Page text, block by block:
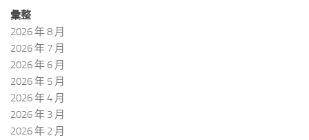
彙整
2026 年 8 月
2026 年 7 月
2026 年 6 月
2026 年 5 月
2026 年 4 月
2026 年 3 月
2026 年 2 月